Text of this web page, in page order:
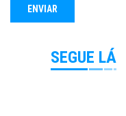
SEGUE LÁ